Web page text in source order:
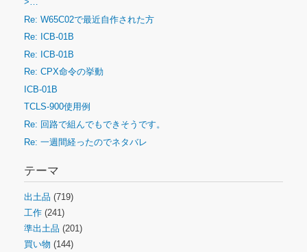
Re: W65C02で最近自作された方
Re: ICB-01B
Re: ICB-01B
Re: CPX命令の挙動
ICB-01B
TCLS-900使用例
Re: 回路で組んでもできそうです。
Re: 一週間経ったのでネタバレ
テーマ
出土品 (719)
工作 (241)
準出土品 (201)
買い物 (144)